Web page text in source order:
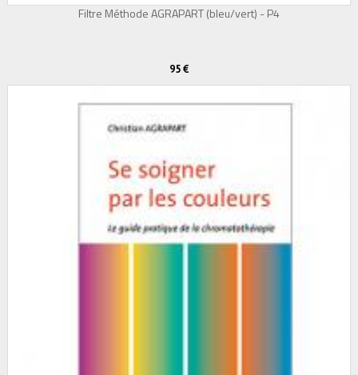
Filtre Méthode AGRAPART (bleu/vert) - P4
95 €